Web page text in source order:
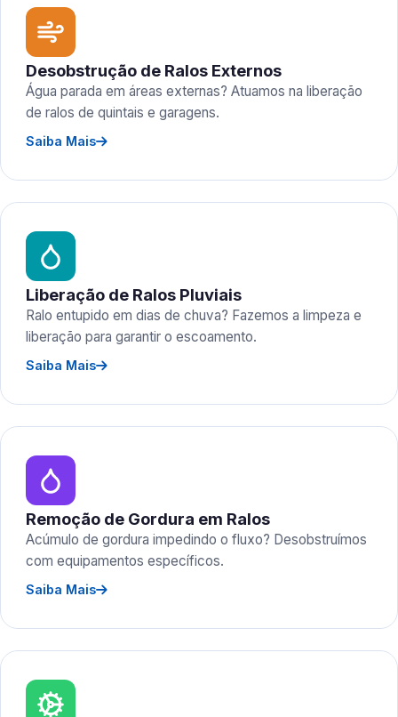
Desobstrução de Ralos Externos
Água parada em áreas externas? Atuamos na liberação
de ralos de quintais e garagens.
Saiba Mais
Liberação de Ralos Pluviais
Ralo entupido em dias de chuva? Fazemos a limpeza e
liberação para garantir o escoamento.
Saiba Mais
Remoção de Gordura em Ralos
Acúmulo de gordura impedindo o fluxo? Desobstruímos
com equipamentos específicos.
Saiba Mais